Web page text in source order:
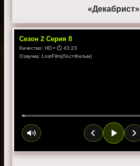
«Декабрист»
Сезон 2 Серия 8
Качество: HD • ⏱ 43:23
Озвучка: LostFilm(ЛостФильм)